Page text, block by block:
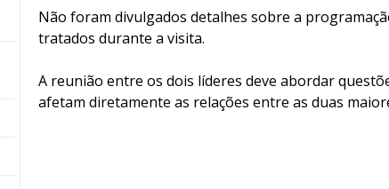
Não foram divulgados detalhes sobre a
tratados durante a visita.
A reunião entre os dois líderes deve abordar
afetam diretamente as relações entre as duas